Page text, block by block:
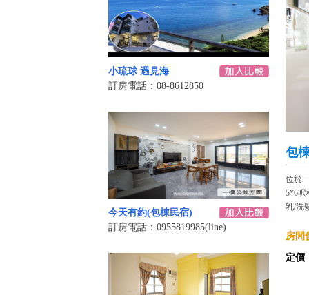
小琉球 遇見海
訂房電話：08-8612850
今天有約(包棟民宿)
訂房電話：0955819985(line)
包
位於
5*6呎
乳/洗
房間
定價